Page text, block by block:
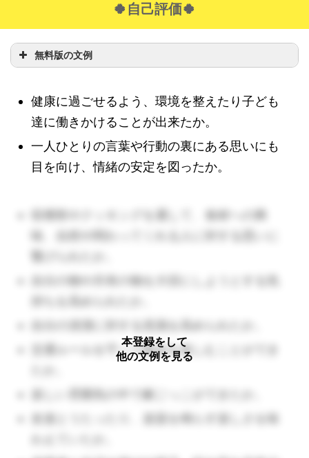
🍀自己評価🍀
無料版の文例
健康に過ごせるよう、環境を整えたり子ども
達に働きかけることが出来たか。
一人ひとりの言葉や行動の裏にある思いにも
目を向け、情緒の安定を図ったか。
交通ルールを守って散歩を楽しむことができ
本登録をして
他の文例を見る